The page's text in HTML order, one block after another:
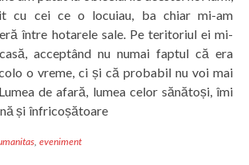
cu cei ce o locuiau, ba chiar mi-am
între hotarele sale. Pe teritoriul ei mi-
acceptând nu numai faptul că era
o vreme, ci și că probabil nu voi mai
de afară, lumea celor sănătoși, îmi
și înfricoșătoare
,eveniment